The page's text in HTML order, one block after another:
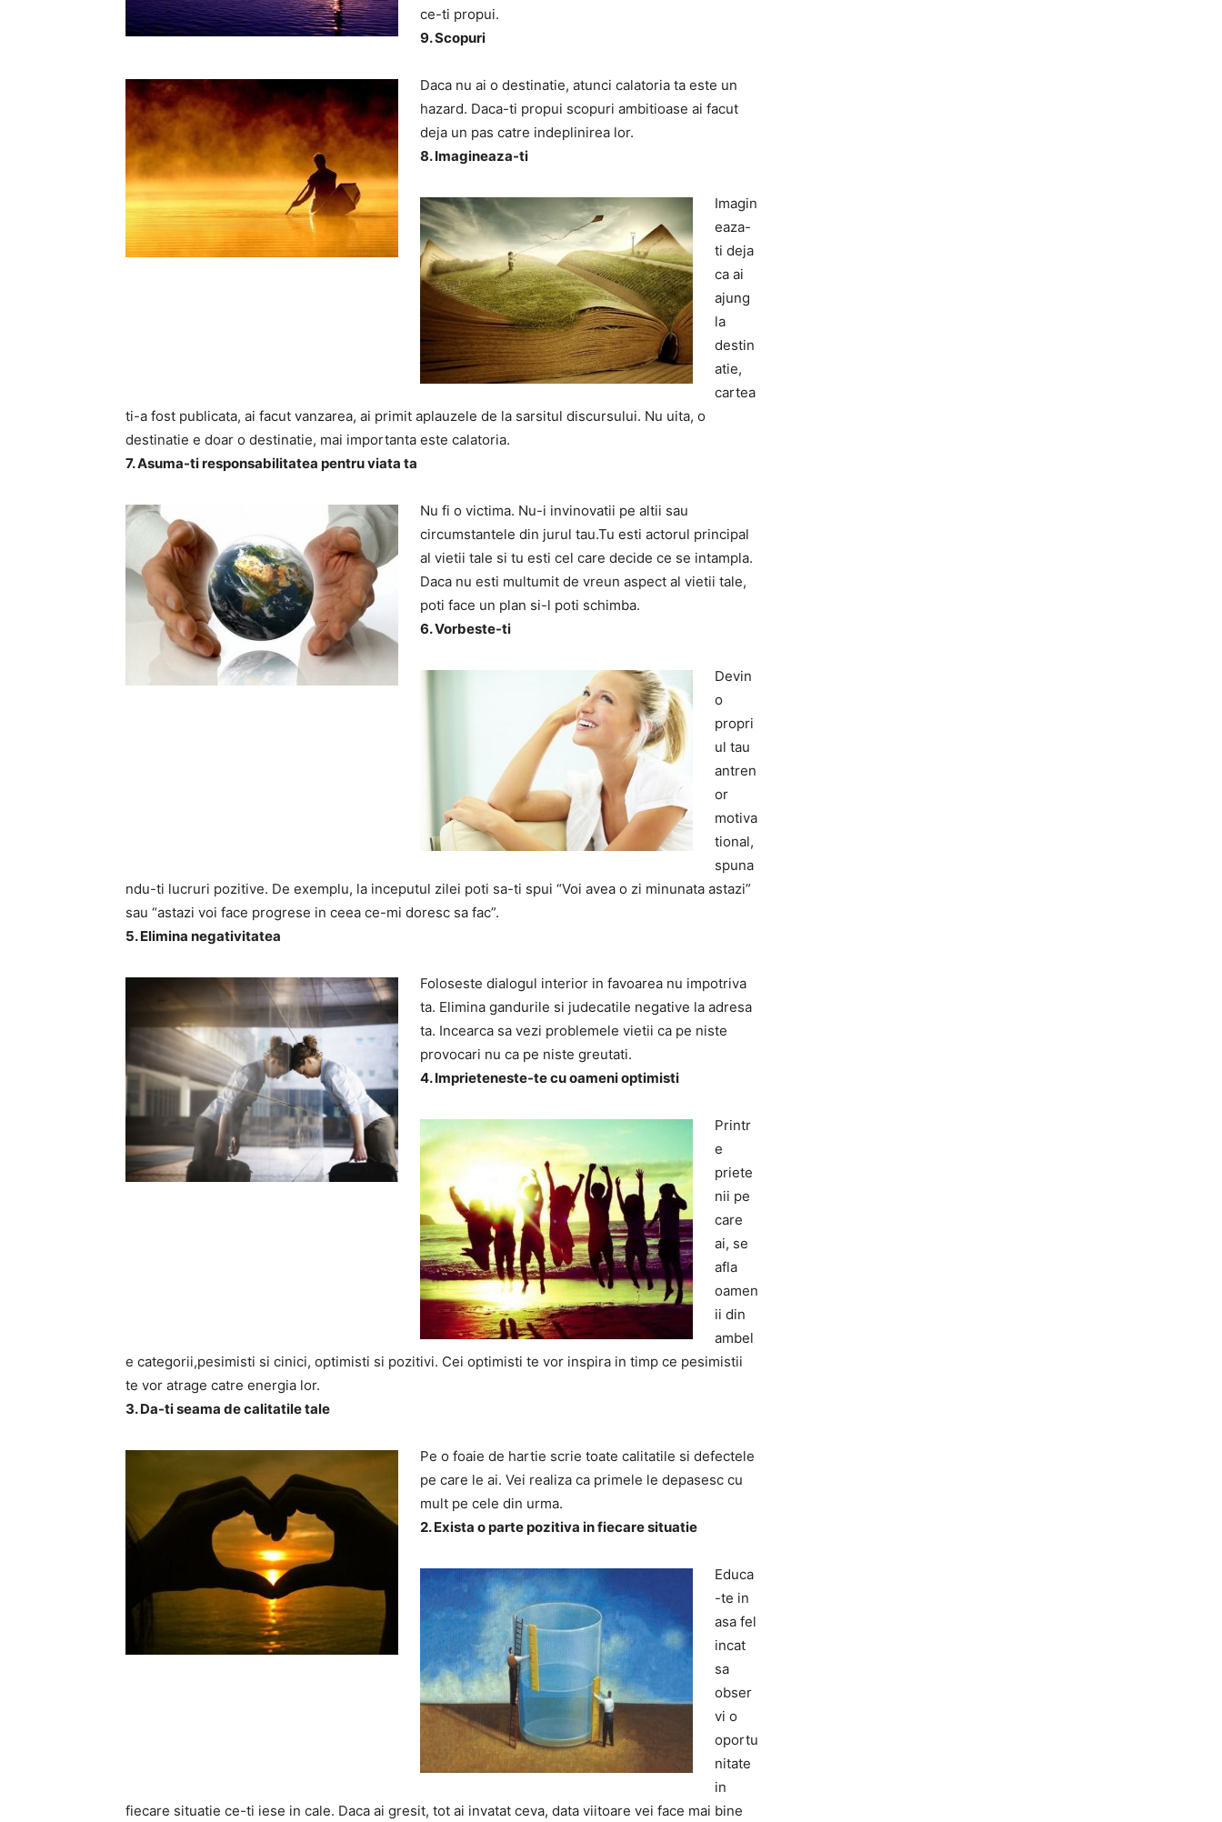
ce-ti propui.
9. Scopuri
Daca nu ai o destinatie, atunci calatoria ta este un
hazard. Daca-ti propui scopuri ambitioase ai facut
deja un pas catre indeplinirea lor.
8. Imagineaza-ti
Imagin
eaza-
ti deja
ca ai
ajung
la
destin
atie,
cartea
ti-a fost publicata, ai facut vanzarea, ai primit aplauzele de la sarsitul discursului. Nu uita, o
destinatie e doar o destinatie, mai importanta este calatoria.
7. Asuma-ti responsabilitatea pentru viata ta
Nu fi o victima. Nu-i invinovatii pe altii sau
circumstantele din jurul tau.Tu esti actorul principal
al vietii tale si tu esti cel care decide ce se intampla.
Daca nu esti multumit de vreun aspect al vietii tale,
poti face un plan si-l poti schimba.
6. Vorbeste-ti
Devin
o
propri
ul tau
antren
or
motiva
tional,
spuna
ndu-ti lucruri pozitive. De exemplu, la inceputul zilei poti sa-ti spui “Voi avea o zi minunata astazi”
sau “astazi voi face progrese in ceea ce-mi doresc sa fac”.
5. Elimina negativitatea
Foloseste dialogul interior in favoarea nu impotriva
ta. Elimina gandurile si judecatile negative la adresa
ta. Incearca sa vezi problemele vietii ca pe niste
provocari nu ca pe niste greutati.
4. Imprieteneste-te cu oameni optimisti
Printr
e
priete
nii pe
care
ai, se
afla
oamen
ii din
ambel
e categorii,pesimisti si cinici, optimisti si pozitivi. Cei optimisti te vor inspira in timp ce pesimistii
te vor atrage catre energia lor.
3. Da-ti seama de calitatile tale
Pe o foaie de hartie scrie toate calitatile si defectele
pe care le ai. Vei realiza ca primele le depasesc cu
mult pe cele din urma.
2. Exista o parte pozitiva in fiecare situatie
Educa
-te in
asa fel
incat
sa
obser
vi o
oportu
nitate
in
fiecare situatie ce-ti iese in cale. Daca ai gresit, tot ai invatat ceva, data viitoare vei face mai bine